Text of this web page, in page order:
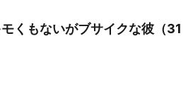
くもないがブサイクな彼（31